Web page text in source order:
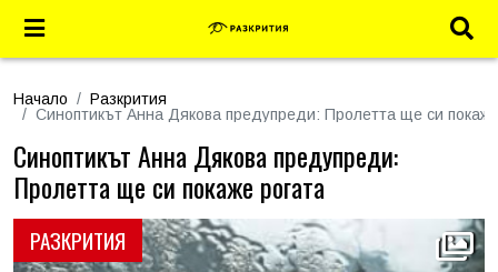
Начало
Разкрития
Синоптикът Анна Дякова предупреди: Пролетта ще си
РАЗКРИТИЯ
Синоптикът Анна Дякова предупреди:
Пролетта ще си покаже рогата